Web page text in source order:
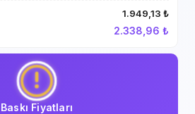
1.949,13 ₺
2.338,96 ₺
Baskı Fiyatları